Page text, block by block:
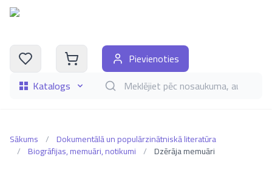
Katalogs Meklēt grāmatas pēc nosaukuma, autora,
Pievienoties
Sākums / Dokumentālā un populārzinātniskā literatūra
/ Biogrāfijas, memuāri, notikumi / Dzērāja memuāri